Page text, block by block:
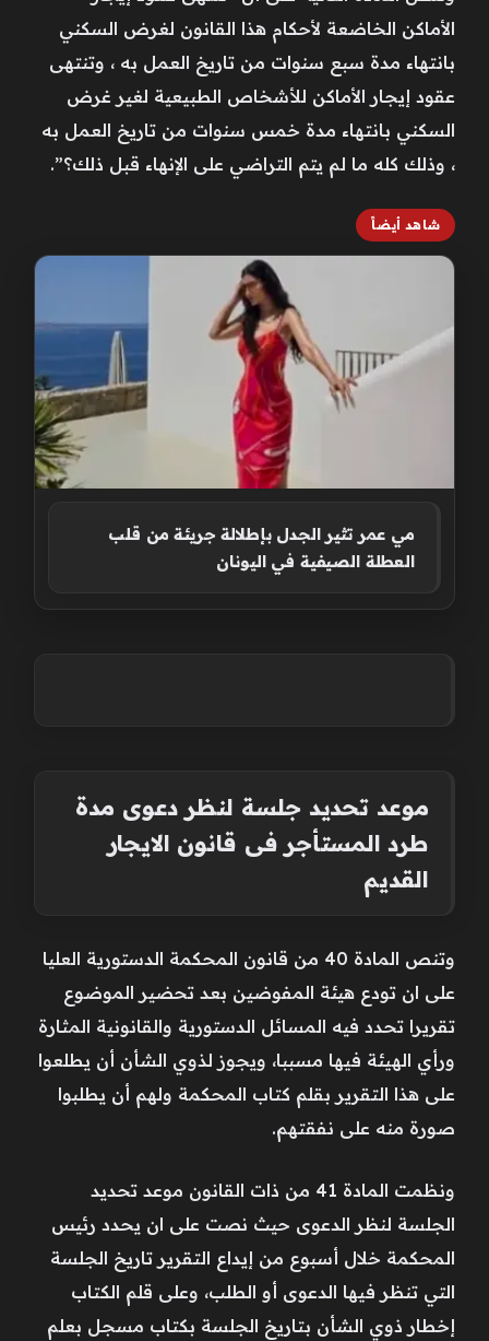
الأماكن الخاضعة لأحكام هذا القانون لغرض السكني
بانتهاء مدة سبع سنوات من تاريخ العمل به ، وتنتهى
عقود إيجار الأماكن للأشخاص الطبيعية لغير غرض
السكني بانتهاء مدة خمس سنوات من تاريخ العمل به
، وذلك كله ما لم يتم التراضي على الإنهاء قبل ذلك؟”.
شاهد أيضاً
مي عمر تثير الجدل بإطلالة جريئة من قلب
العطلة الصيفية في اليونان
موعد تحديد جلسة لنظر دعوى مدة
طرد المستأجر فى قانون الايجار
القديم
وتنص المادة 40 من قانون المحكمة الدستورية العليا
على ان تودع هيئة المفوضين بعد تحضير الموضوع
تقريرا تحدد فيه المسائل الدستورية والقانونية المثارة
ورأي الهيئة فيها مسببا، ويجوز لذوي الشأن أن يطلعوا
على هذا التقرير بقلم كتاب المحكمة ولهم أن يطلبوا
صورة منه على نفقتهم.
ونظمت المادة 41 من ذات القانون موعد تحديد
الجلسة لنظر الدعوى حيث نصت على ان يحدد رئيس
المحكمة خلال أسبوع من إيداع التقرير تاريخ الجلسة
التي تنظر فيها الدعوى أو الطلب، وعلى قلم الكتاب
إخطار ذوي الشأن بتاريخ الجلسة بكتاب مسجل بعلم